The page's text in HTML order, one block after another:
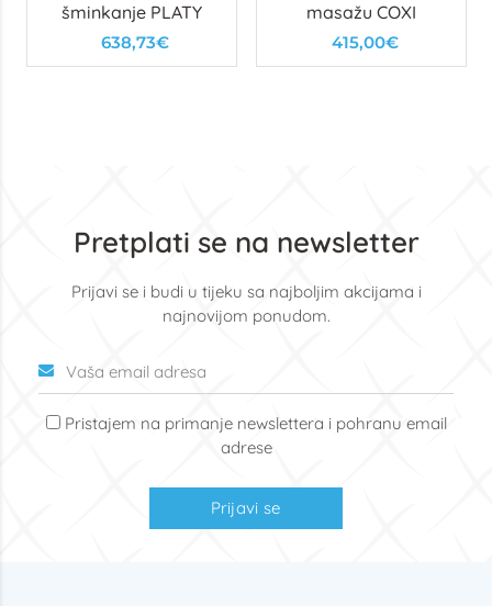
šminkanje PLATY
638,73€
masažu COXI
415,00€
Pretplati se na newsletter
Prijavi se i budi u tijeku sa najboljim akcijama i
najnovijom ponudom.
Pristajem na primanje newslettera i pohranu email
adrese
Prijavi se